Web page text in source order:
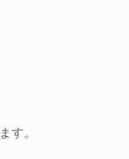
す。